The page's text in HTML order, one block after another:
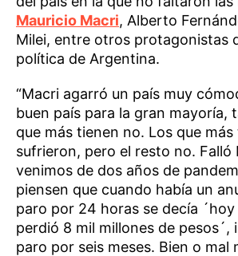
Mauricio Macri, Alberto
Milei, entre otros protagonistas
política de Argentina.
“Macri agarró un país muy
buen país para la gran mayoría,
que más tienen no. Los que
sufrieron, pero el resto no. Falló
venimos de dos años de
piensen que cuando había un
paro por 24 horas se decía
perdió 8 mil millones de pesos´,
paro por seis meses. Bien o mal